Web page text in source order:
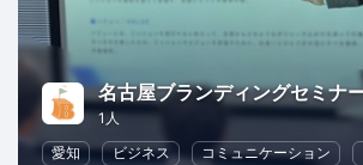
名古屋ブランディングセミナ
1人
愛知
ビジネス コミュニケーション